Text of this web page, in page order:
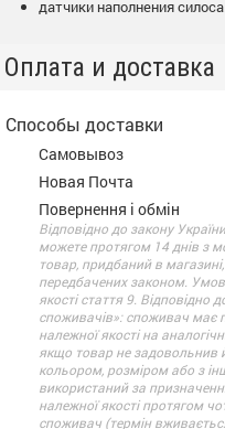
датчики наполнения силоса.
Оплата и доставка
Способы доставки
Самовывоз
Новая Почта
Повернення і обмін
Відповідно до закону
можете протягом 14 днів з
товар, придбаний в
передбачених законом.
якості стаття 9. Відповідно
споживачів»: споживач має
належної якості на
якщо товар не
кольором, розміром або з
використаний за
належної якості протягом
споживач (термін